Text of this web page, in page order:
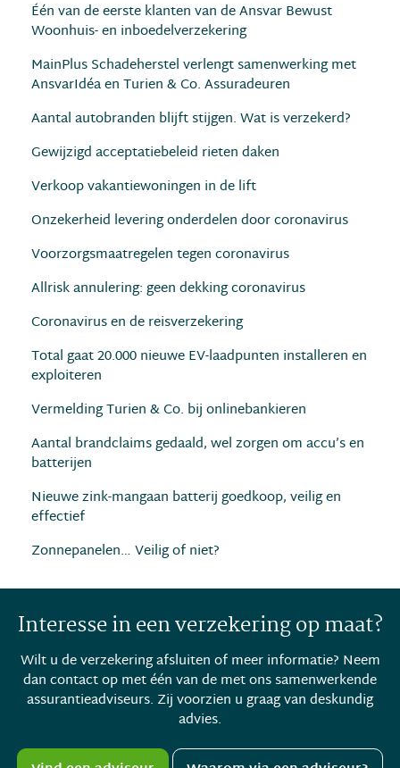
Één van de eerste klanten van de Ansvar Bewust
Woonhuis- en inboedelverzekering
MainPlus Schadeherstel verlengt samenwerking met
AnsvarIdéa en Turien & Co. Assuradeuren
Aantal autobranden blijft stijgen. Wat is verzekerd?
Gewijzigd acceptatiebeleid rieten daken
Verkoop vakantiewoningen in de lift
Onzekerheid levering onderdelen door coronavirus
Voorzorgsmaatregelen tegen coronavirus
Allrisk annulering: geen dekking coronavirus
Coronavirus en de reisverzekering
Total gaat 20.000 nieuwe EV-laadpunten installeren en
exploiteren
Vermelding Turien & Co. bij onlinebankieren
Aantal brandclaims gedaald, wel zorgen om accu’s en
batterijen
Nieuwe zink-mangaan batterij goedkoop, veilig en
effectief
Zonnepanelen… Veilig of niet?
Interesse in een verzekering op maat?
Wilt u de verzekering afsluiten of meer informatie? Neem
dan contact op met één van de met ons samenwerkende
assurantieadviseurs. Zij voorzien u graag van deskundig
advies.